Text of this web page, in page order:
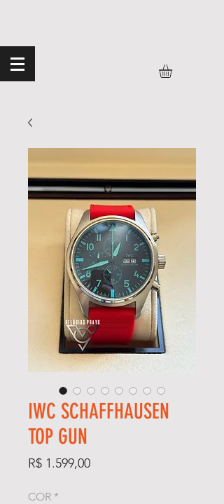
IWC SCHAFFHAUSEN
TOP GUN
R$ 1.599,00Preço
COR *